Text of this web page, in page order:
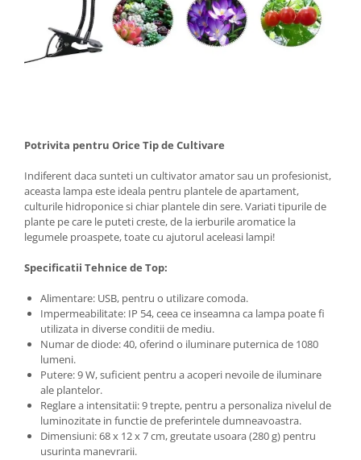
Potrivita pentru Orice Tip de Cultivare
Indiferent daca sunteti un cultivator amator sau un profesionist,
aceasta lampa este ideala pentru plantele de apartament,
culturile hidroponice si chiar plantele din sere. Variati tipurile de
plante pe care le puteti creste, de la ierburile aromatice la
legumele proaspete, toate cu ajutorul aceleasi lampi!
Specificatii Tehnice de Top:
Alimentare: USB, pentru o utilizare comoda.
Impermeabilitate: IP 54, ceea ce inseamna ca lampa poate fi
utilizata in diverse conditii de mediu.
Numar de diode: 40, oferind o iluminare puternica de 1080
lumeni.
Putere: 9 W, suficient pentru a acoperi nevoile de iluminare
ale plantelor.
Reglare a intensitatii: 9 trepte, pentru a personaliza nivelul de
luminozitate in functie de preferintele dumneavoastra.
Dimensiuni: 68 x 12 x 7 cm, greutate usoara (280 g) pentru
usurinta manevrarii.